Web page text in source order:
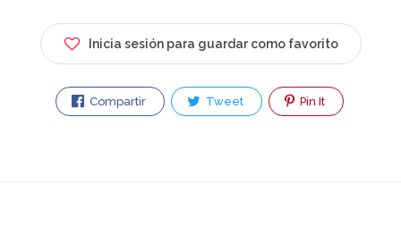
Inicia sesión para guardar como favorito
Compartir Tweet Pin It